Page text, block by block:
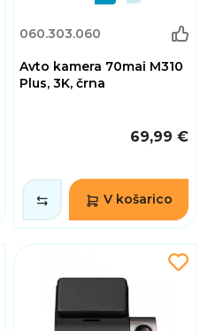
060.303.060
Avto kamera 70mai M310
Plus, 3K, črna
69,99 €
V košarico